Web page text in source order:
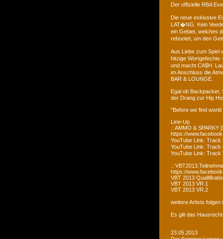
Der offizielle RBA
Die neue exklusive
LAT�NG. Kein
ein Gebiet, welches
rebootet, um den
Aus Liebe zum Spiel
hitzige Wortgefechte
und macht CA$H.
im Anschluss die
BAR & LOUNGE.
Egal ob
der Drang zur Hip
"Before we find
Line-Up
.: AMMO & SPARKY
https://
YouTube Link:
YouTube Link: Track
YouTube Link:
.:
https://
VBT 2013
VBT 2013 VR.1
VBT 2013 VR.2
weitere Artists
Es gilt das
23.05.2013